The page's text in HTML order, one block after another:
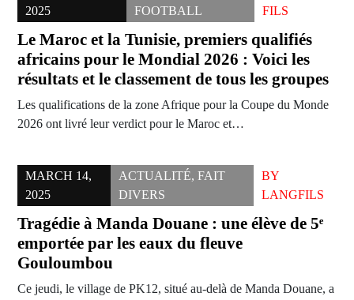
2025
FOOTBALL
FILS
Le Maroc et la Tunisie, premiers qualifiés
africains pour le Mondial 2026 : Voici les
résultats et le classement de tous les groupes
Les qualifications de la zone Afrique pour la Coupe du Monde
2026 ont livré leur verdict pour le Maroc et…
MARCH 14,
2025
ACTUALITÉ, FAIT
DIVERS
BY
LANGFILS
Tragédie à Manda Douane : une élève de 5ᵉ
emportée par les eaux du fleuve
Gouloumbou
Ce jeudi, le village de PK12, situé au-delà de Manda Douane, a